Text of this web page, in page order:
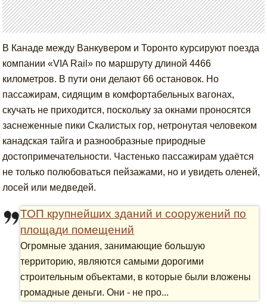
В Канаде между Ванкувером и Торонто курсируют поезда
компании «VIA Rail» по маршруту длиной 4466
километров. В пути они делают 66 остановок. Но
пассажирам, сидящим в комфортабельных вагонах,
скучать не приходится, поскольку за окнами проносятся
заснеженные пики Скалистых гор, нетронутая человеком
канадская тайга и разнообразные природные
достопримечательности. Частенько пассажирам удаётся
не только полюбоваться пейзажами, но и увидеть оленей,
лосей или медведей.
ТОП крупнейших зданий и сооружений по
площади помещений
Огромные здания, занимающие большую
территорию, являются самыми дорогими
строительным объектами, в которые были вложены
громадные деньги. Они - не про...